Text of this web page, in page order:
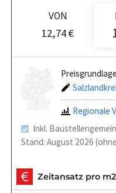
VON
12,74 €
Regionale
Inkl.
Stand: August 2026
Zeitansatz pro m2